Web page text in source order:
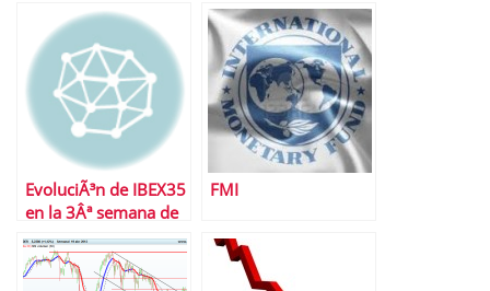
nÃ³mina?
EvoluciÃ³n de IBEX35
en la 3Âª semana de
abril
FMI